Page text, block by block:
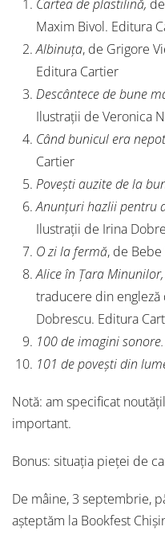
Cartea de plastilină,
Maxim Bivol. Editura
Albinuța, de Grigore
Editura Cartier
Descântece de bune
Ilustrații de Veronica
Când bunicul era nepot
Cartier
Povești auzite de la
Anunțuri hazlii pentru
Ilustrații de Irina
O zi la fermă, de
Alice în Țara Minunilor,
traducere din engleză
Dobrescu. Editura
100 de imagini sonore.
101 de povești din
Notă: am specificat
important.
Bonus: situația pieței de
De mâine, 3 septembrie,
așteptăm la Bookfest